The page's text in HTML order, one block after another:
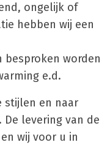
ongelijk of
hebben wij een
besproken worden
e.d.
stijlen en naar
levering van de
wij voor u in